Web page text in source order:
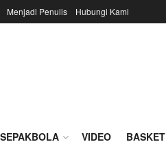
Menjadi Penulis Hubungi Kami
SEPAKBOLA VIDEO BASKET